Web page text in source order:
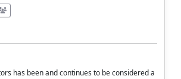
has been and continues to be considered a